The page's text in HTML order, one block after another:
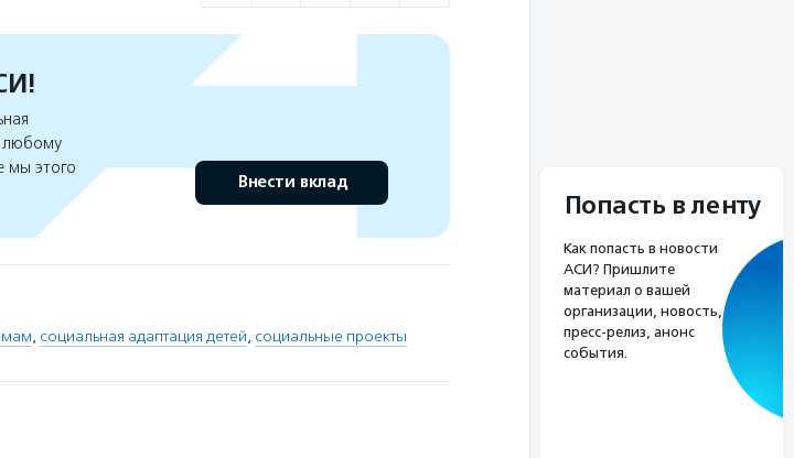
любому
мы этого
Внести вклад
, социальная адаптация детей, социальные проекты
Попасть в ленту
Как попасть в новости
АСИ? Пришлите
материал о вашей
организации, новость,
пресс-релиз, анонс
события.